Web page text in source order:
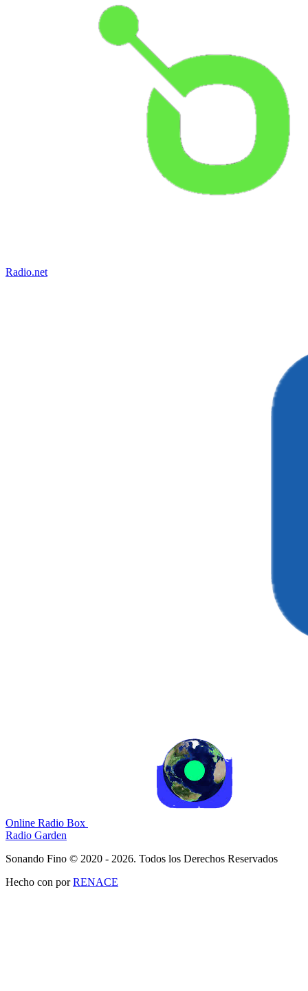
Radio.net
Online Radio Box
Radio Garden
Sonando Fino © 2020 - 2026. Todos los Derechos Reservados
Hecho con porRENACE